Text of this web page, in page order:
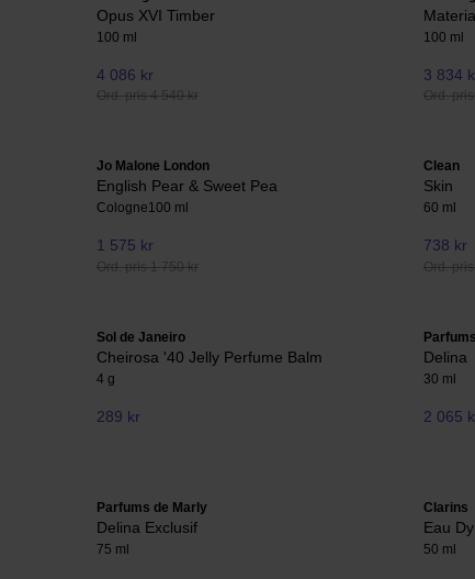
Opus XVI Timber
100 ml
4 086 kr
Ord. pris 4 540 kr
100 ml
3 834
Ord.
Jo Malone London
English Pear & Sweet Pea
Cologne100 ml
1 575 kr
Ord. pris 1 750 kr
Clean
Skin
60 ml
738 kr
Ord.
Sol de Janeiro
Cheirosa '40 Jelly Perfume Balm
4 g
289 kr
Delina
30 ml
2 065
Parfums de Marly
Delina Exclusif
75 ml
Clarins
Eau
50 ml